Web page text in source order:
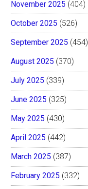
November 2025 (404)
October 2025 (526)
September 2025 (454)
August 2025 (370)
July 2025 (339)
June 2025 (325)
May 2025 (430)
April 2025 (442)
March 2025 (387)
February 2025 (332)